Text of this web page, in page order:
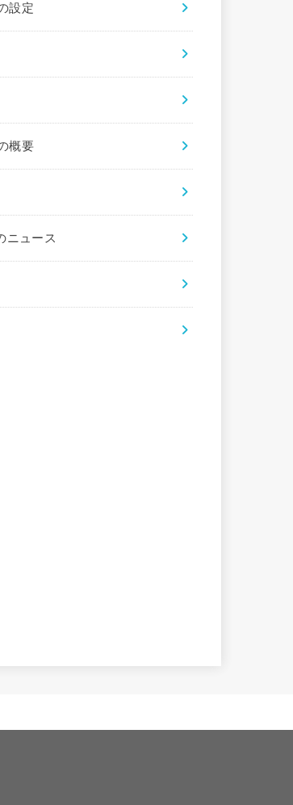
設定
概要
ニュース